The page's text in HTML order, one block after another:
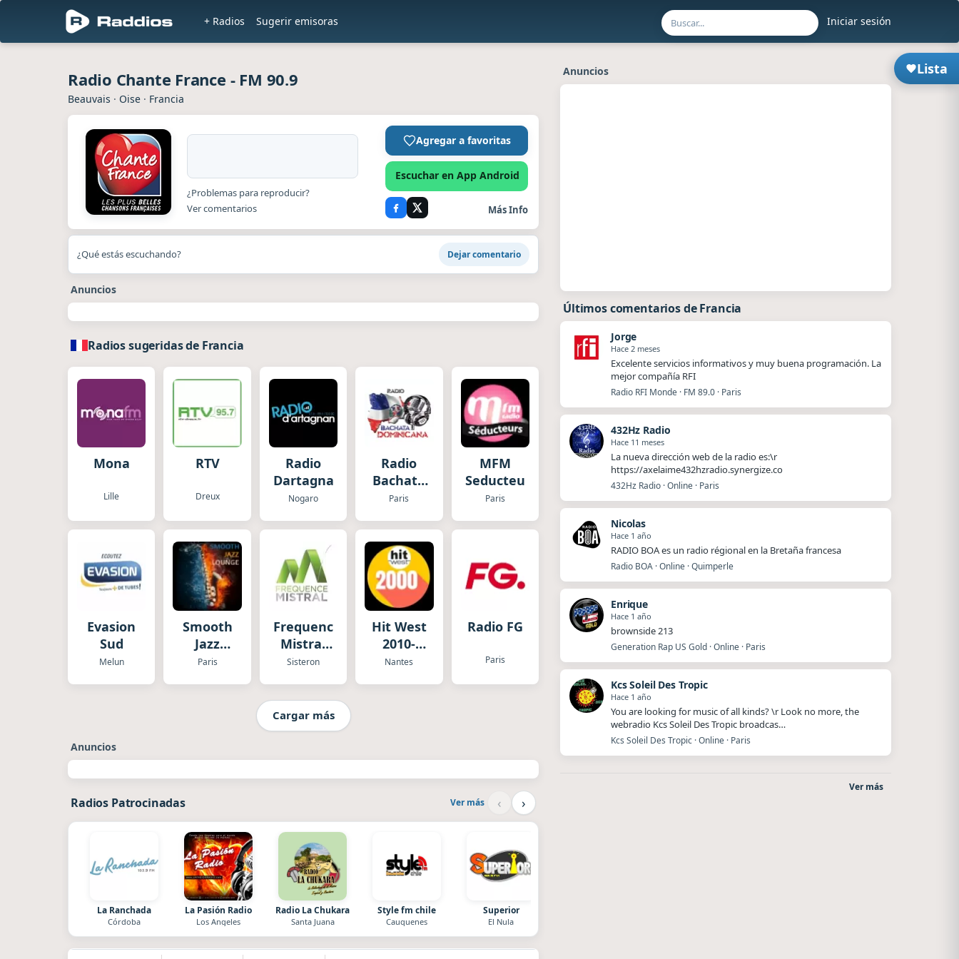
Iniciar sesión
+ Radios Sugerir emisoras
Lista
Radio Chante France - FM 90.9
Beauvais · Oise · Francia
¿Problemas para reproducir?
Ver comentarios
Agregar a favoritas
Escuchar en App Android
Más Info
¿Qué estás escuchando? Dejar comentario
Anuncios
Radios sugeridas de Francia
Mona
Lille
RTV
Dreux
Radio
Dartagnan
Nogaro
Radio
Bachata
Dominicana
Paris
MFM
Seducteurs
Paris
Evasion
Sud
Melun
Smooth
Jazz
Lounge
Paris
Frequence
Mistral
Sisteron
Sisteron
Hit West
2010-
2020
Nantes
Radio FG
Paris
Cargar más
Anuncios
Radios Patrocinadas Ver más ‹ ›
La Ranchada
Córdoba
La Pasión Radio
Los Angeles
Radio La Chukara
Santa Juana
Style fm chile
Cauquenes
Superior
El Nula
Anuncios
Últimos comentarios de Francia
Jorge
Hace 2 meses
Excelente servicios informativos y muy buena programación. La
mejor compañía RFI
Radio RFI Monde · FM 89.0 · Paris
432Hz Radio
Hace 11 meses
La nueva dirección web de la radio es:\r
https://axelaime432hzradio.synergize.co
432Hz Radio · Online · Paris
Nicolas
Hace 1 año
RADIO BOA es un radio régional en la Bretaña francesa
Radio BOA · Online · Quimperle
Enrique
Hace 1 año
brownside 213
Generation Rap US Gold · Online · Paris
Kcs Soleil Des Tropic
Hace 1 año
You are looking for music of all kinds? \r Look no more, the
webradio Kcs Soleil Des Tropic broadcas…
Kcs Soleil Des Tropic · Online · Paris
Ver más